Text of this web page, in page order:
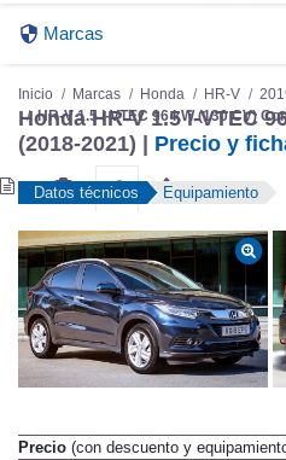
Marcas
Inicio Marcas Honda HR-V
HR-V 1.5 i-VTEC 96 kW (130 CV)
Honda HR-V 1.5 i-VTEC
(2018-2021) | Precio y
Datos técnicos Equipamiento
Precio (con descuento y